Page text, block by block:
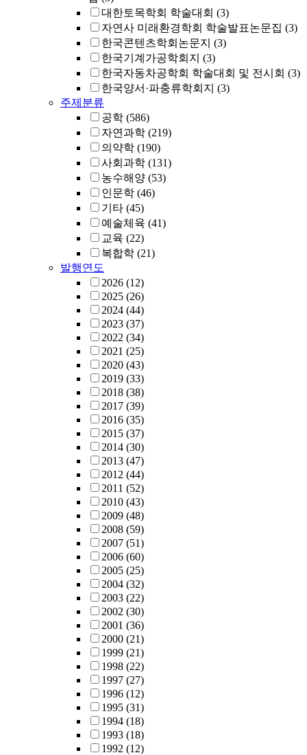
대한토목학회 학술대회 (3)
자연사 미래환경학회 학술발표논문집 (3)
한국콘텐츠학회논문지 (3)
한국기계가공학회지 (3)
한국자동차공학회 학술대회 및 전시회 (3)
한국양서·파충류학회지 (3)
주제분류
공학 (586)
자연과학 (219)
의약학 (190)
사회과학 (131)
농수해양 (53)
인문학 (46)
기타 (45)
예술체육 (41)
교육 (22)
복합학 (21)
발행연도
2026 (12)
2025 (26)
2024 (44)
2023 (37)
2022 (34)
2021 (25)
2020 (43)
2019 (33)
2018 (38)
2017 (39)
2016 (35)
2015 (37)
2014 (30)
2013 (47)
2012 (44)
2011 (52)
2010 (43)
2009 (48)
2008 (59)
2007 (51)
2006 (60)
2005 (25)
2004 (32)
2003 (22)
2002 (30)
2001 (36)
2000 (21)
1999 (21)
1998 (22)
1997 (27)
1996 (12)
1995 (31)
1994 (18)
1993 (18)
1992 (12)